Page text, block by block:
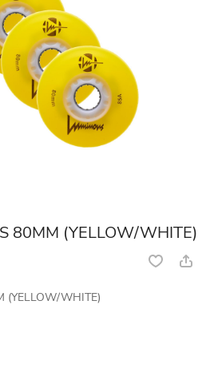
80MM (YELLOW/WHITE)
(YELLOW/WHITE)